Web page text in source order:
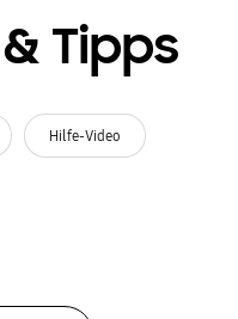
Tipps
Hilfe-Video